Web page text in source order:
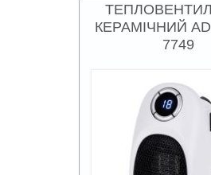
КЕРАМІЧНИЙ
7749